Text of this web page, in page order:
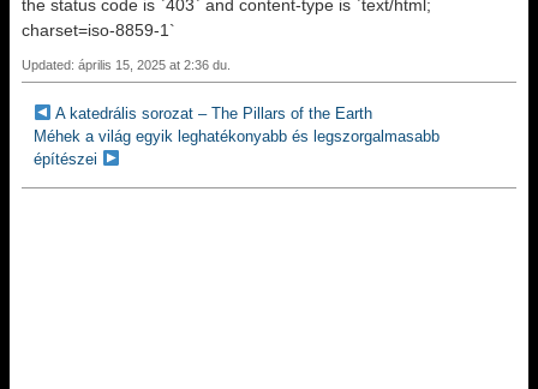
the status code is `403` and content-type is `text/html;
charset=iso-8859-1`
Updated: április 15, 2025 at 2:36 du.
A katedrális sorozat – The Pillars of the Earth
Méhek a világ egyik leghatékonyabb és legszorgalmasabb
építészei